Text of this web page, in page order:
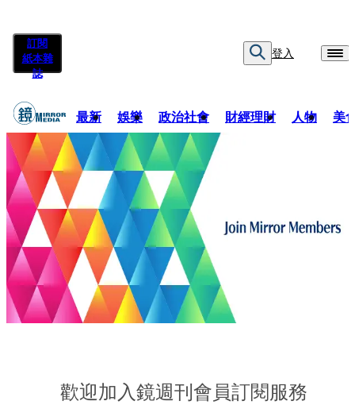
訂閱
紙本雜
誌
登入
最新 娛樂 政治社會 財經理財 人物 美
歡迎加入鏡週刊會員訂閱服務